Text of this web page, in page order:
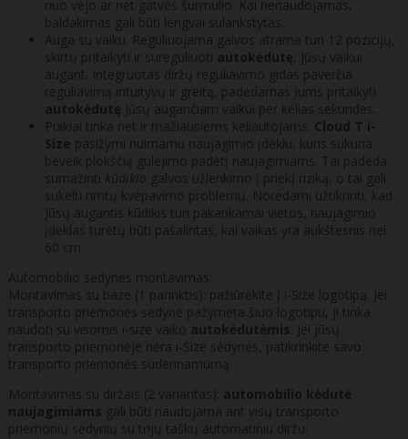
nuo vėjo ar net gatvės šurmulio. Kai nenaudojamas,
baldakimas gali būti lengvai sulankstytas.
Auga su vaiku. Reguliuojama galvos atrama turi 12 pozicijų,
skirtų pritaikyti ir sureguliuoti autokėdutę, Jūsų vaikui
augant. Integruotas diržų reguliavimo gidas paverčia
reguliavimą intuityvų ir greitą, padėdamas Jums pritaikyti
autokėdutę Jūsų augančiam vaikui per kelias sekundes.
Puikiai tinka net ir mažiausiems keliautojams. Cloud T i-
Size pasižymi nuimamu naujagimio įdėklu, kuris sukuria
beveik plokščią gulėjimo padėtį naujagimiams. Tai padeda
sumažinti kūdikio galvos užlenkimo į priekį riziką, o tai gali
sukelti rimtų kvėpavimo problemų. Norėdami užtikrinti, kad
Jūsų augantis kūdikis turi pakankamai vietos, naujagimio
įdėklas turėtų būti pašalintas, kai vaikas yra aukštesnis nei
60 cm.
Automobilio sėdynės montavimas:
Montavimas su baze (1 parinktis): pažiūrėkite į i-Size logotipą. Jei
transporto priemonės sėdynė pažymėta šiuo logotipu, ji tinka
naudoti su visomis i-size vaiko autokėdutėmis . Jei jūsų
transporto priemonėje nėra i-Size sėdynės, patikrinkite savo
transporto priemonės suderinamumą.
Montavimas su diržais (2 variantas): automobilio kėdutė
naujagimiams gali būti naudojama ant visų transporto
priemonių sėdynių su trijų taškų automatiniu diržu.